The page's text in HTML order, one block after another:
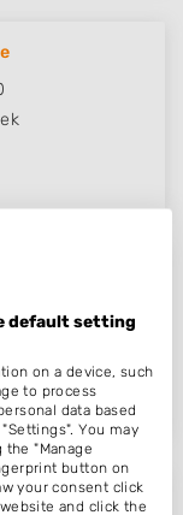
default setting
on a device, such
to process
data based
You may
"Manage
button on
your consent click
and click the